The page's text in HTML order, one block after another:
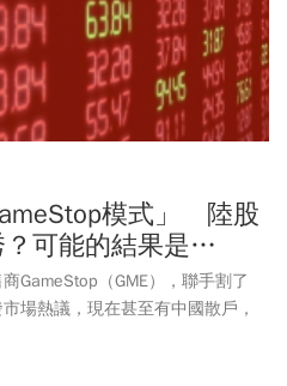
模式」 陸股
？可能的結果是…
GameStop（GME），聯手割了
場熱議，現在甚至有中國散戶，
估的股票，對抗空方，但，這種